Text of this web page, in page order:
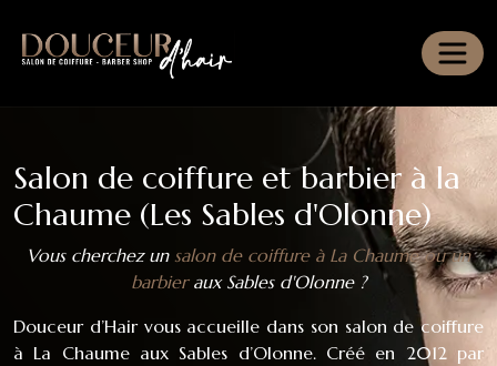
Salon de coiffure et barbier à la
Chaume (Les Sables d'Olonne)
Vous cherchez un salon de coiffure à La Chaume ou un
barbieraux Sables d'Olonne ?
Douceur d’Hair vous accueille dans son salon de coiffure
à La Chaume aux Sables d’Olonne. Créé en 2012 par